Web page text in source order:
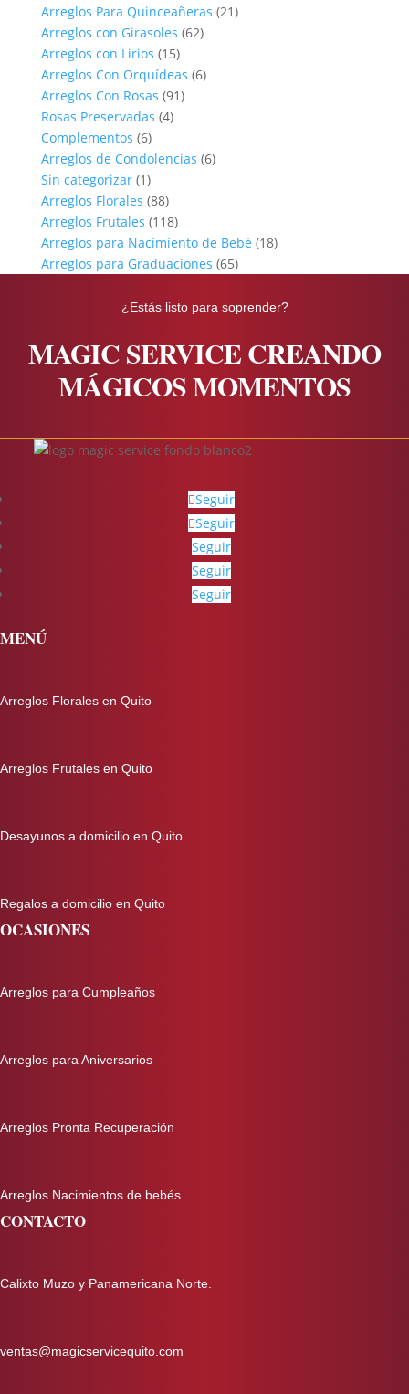
Arreglos Para Quinceañeras (21)
Arreglos con Girasoles (62)
Arreglos con Lirios (15)
Arreglos Con Orquídeas (6)
Arreglos Con Rosas (91)
Rosas Preservadas (4)
Complementos (6)
Arreglos de Condolencias (6)
Sin categorizar (1)
Arreglos Florales (88)
Arreglos Frutales (118)
Arreglos para Nacimiento de Bebé (18)
Arreglos para Graduaciones (65)
¿Estás listo para soprender?
MAGIC SERVICE CREANDO
MÁGICOS MOMENTOS
Seguir
Seguir
Seguir
Seguir
Seguir
MENÚ
Arreglos Florales en Quito
Arreglos Frutales en Quito
Desayunos a domicilio en Quito
Regalos a domicilio en Quito
OCASIONES
Arreglos para Cumpleaños
Arreglos para Aniversarios
Arreglos Pronta Recuperación
Arreglos Nacimientos de bebés
CONTACTO
Calixto Muzo y Panamericana Norte.
ventas@magicservicequito.com